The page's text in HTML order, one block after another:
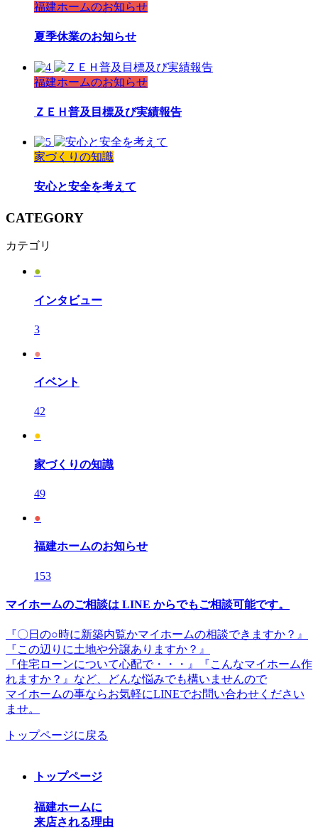
福建ホームのお知らせ
夏季休業のお知らせ
福建ホームのお知らせ
ＺＥＨ普及目標及び実績報告
家づくりの知識
安心と安全を考えて
CATEGORY
カテゴリ
●
インタビュー
3
●
イベント
42
●
家づくりの知識
49
●
福建ホームのお知らせ
153
マイホームのご相談は LINE からでもご相談可能です。
『〇日の○時に新築内覧かマイホームの相談できますか？』
『この辺りに土地や分譲ありますか？』
『住宅ローンについて心配で・・・』『こんなマイホーム作
れますか？』など、どんな悩みでも構いませんので
マイホームの事ならお気軽にLINEでお問い合わせください
ませ。
トップページに戻る
トップページ
福建ホームに
来店される理由